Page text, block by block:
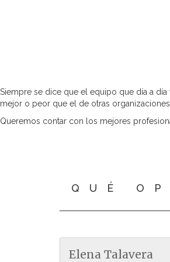
Siempre se dice que el equipo que día a día
mejor o peor que el de otras
Queremos contar con los mejores
QUÉ
Elena Talavera